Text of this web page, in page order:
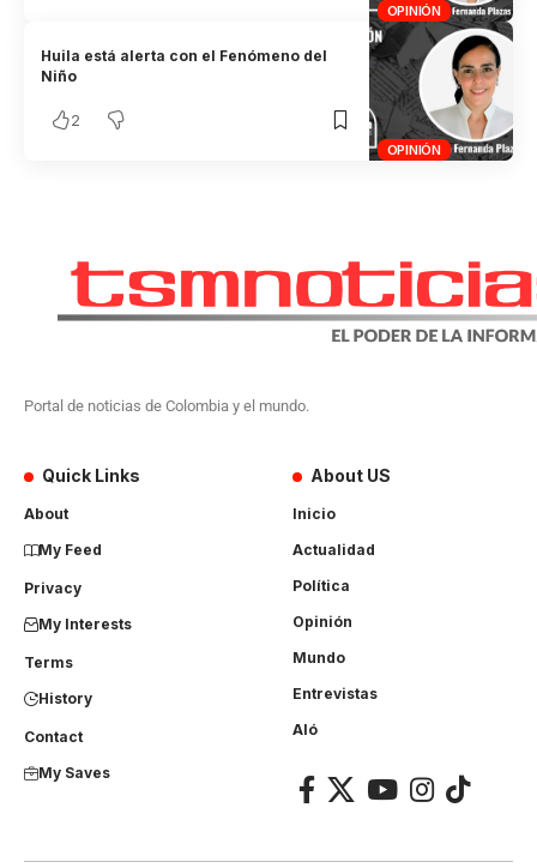
OPINIÓN
OPINIÓN
Huila está alerta con el Fenómeno del
Niño
2
Portal de noticias de Colombia y el mundo.
Quick Links
About
My Feed
Privacy
My Interests
Terms
History
Contact
My Saves
About US
Inicio
Actualidad
Política
Opinión
Mundo
Entrevistas
Aló